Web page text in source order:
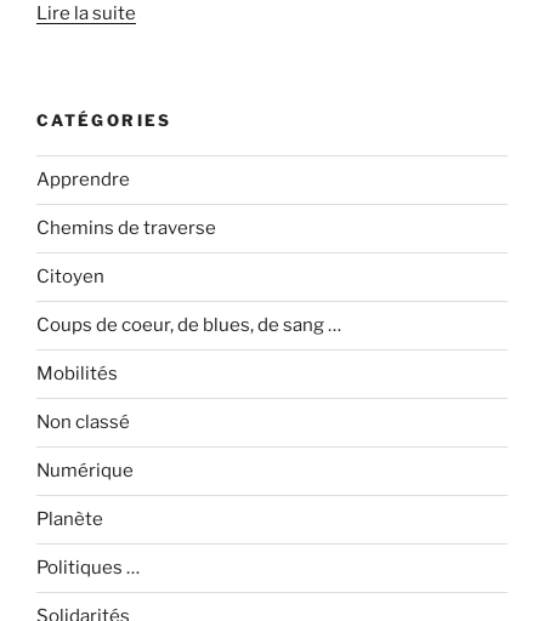
Lire la suite
CATÉGORIES
Apprendre
Chemins de traverse
Citoyen
Coups de coeur, de blues, de sang …
Mobilités
Non classé
Numérique
Planète
Politiques …
Solidarités